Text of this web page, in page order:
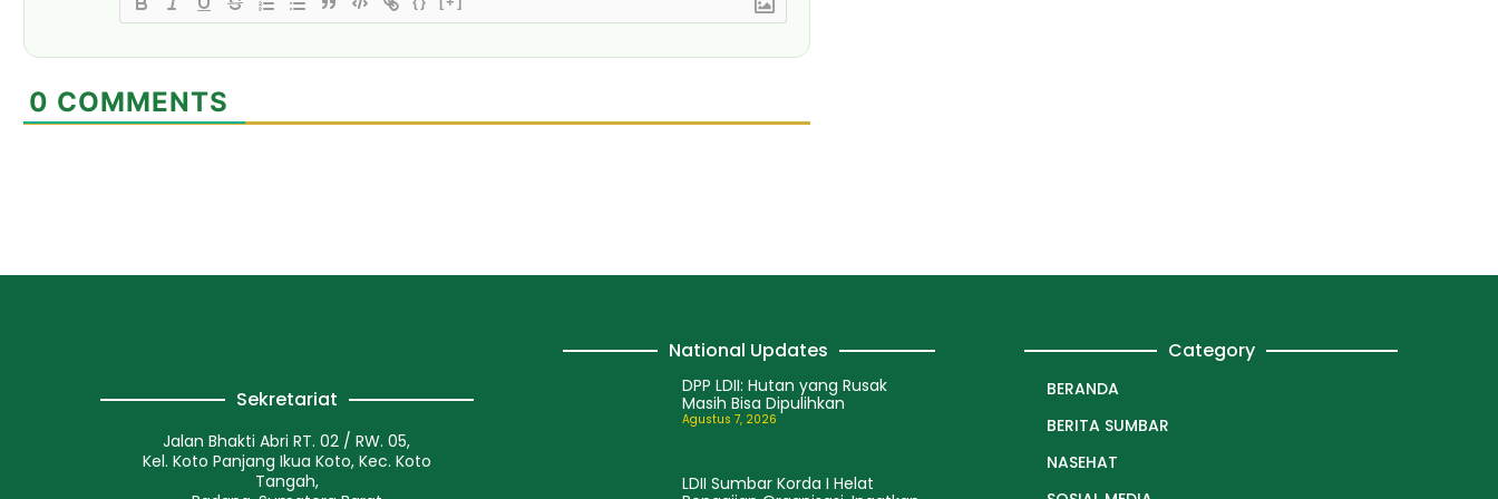
0 COMMENTS
Sekretariat
Jalan Bhakti Abri RT. 02 / RW. 05,
Kel. Koto Panjang Ikua Koto, Kec. Koto
Tangah,
National Updates
DPP LDII: Hutan yang Rusak
Masih Bisa Dipulihkan
Agustus 7, 2026
LDII Sumbar Korda I Helat
Category
BERANDA
BERITA SUMBAR
NASEHAT